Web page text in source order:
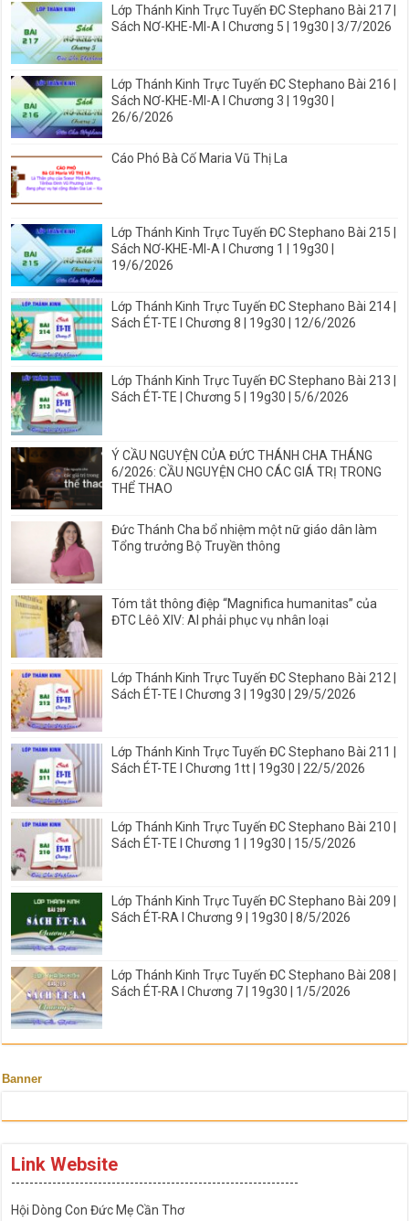
Lớp Thánh Kinh Trực Tuyến ĐC Stephano Bài 217 |
Sách NƠ-KHE-MI-A I Chương 5 | 19g30 | 3/7/2026
Lớp Thánh Kinh Trực Tuyến ĐC Stephano Bài 216 |
Sách NƠ-KHE-MI-A I Chương 3 | 19g30 |
26/6/2026
Cáo Phó Bà Cố Maria Vũ Thị La
Lớp Thánh Kinh Trực Tuyến ĐC Stephano Bài 215 |
Sách NƠ-KHE-MI-A I Chương 1 | 19g30 |
19/6/2026
Lớp Thánh Kinh Trực Tuyến ĐC Stephano Bài 214 |
Sách ÉT-TE I Chương 8 | 19g30 | 12/6/2026
Lớp Thánh Kinh Trực Tuyến ĐC Stephano Bài 213 |
Sách ÉT-TE | Chương 5 | 19g30 | 5/6/2026
Ý CẦU NGUYỆN CỦA ĐỨC THÁNH CHA THÁNG
6/2026: CẦU NGUYỆN CHO CÁC GIÁ TRỊ TRONG
THỂ THAO
Đức Thánh Cha bổ nhiệm một nữ giáo dân làm
Tổng trưởng Bộ Truyền thông
Tóm tắt thông điệp “Magnifica humanitas” của
ĐTC Lêô XIV: AI phải phục vụ nhân loại
Lớp Thánh Kinh Trực Tuyến ĐC Stephano Bài 212 |
Sách ÉT-TE I Chương 3 | 19g30 | 29/5/2026
Lớp Thánh Kinh Trực Tuyến ĐC Stephano Bài 211 |
Sách ÉT-TE I Chương 1tt | 19g30 | 22/5/2026
Lớp Thánh Kinh Trực Tuyến ĐC Stephano Bài 210 |
Sách ÉT-TE I Chương 1 | 19g30 | 15/5/2026
Lớp Thánh Kinh Trực Tuyến ĐC Stephano Bài 209 |
Sách ÉT-RA I Chương 9 | 19g30 | 8/5/2026
Lớp Thánh Kinh Trực Tuyến ĐC Stephano Bài 208 |
Sách ÉT-RA I Chương 7 | 19g30 | 1/5/2026
Banner
Link Website
---------------------------------------------------------------
Hội Dòng Con Đức Mẹ Cần Thơ